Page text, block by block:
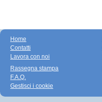
Home
Contatti
Lavora con noi
Rassegna stampa
F.A.Q.
Gestisci i cookie